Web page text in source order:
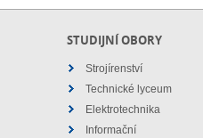
STUDIJNÍ OBORY
Strojírenství
Technické lyceum
Elektrotechnika
Informační